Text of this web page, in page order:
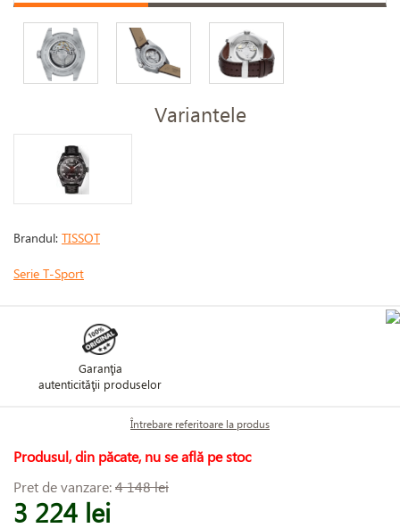
Variantele
Brandul: TISSOT
Serie T-Sport
Garanţia
autenticităţii produselor
Întrebare referitoare la produs
Produsul, din păcate, nu se află pe stoc
Pret de vanzare:4 148 lei
3 224 lei